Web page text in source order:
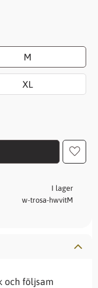
M
XL
Lägg
I lager
w-trosa-hwvitM
och följsam